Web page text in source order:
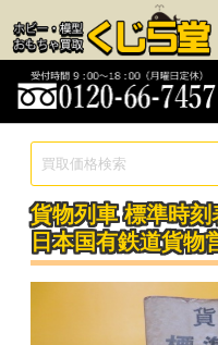
貨物列車 標準時
日本国有鉄道貨物